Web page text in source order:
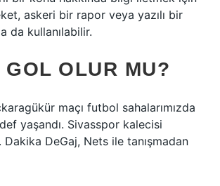
askeri bir rapor veya yazılı bir
da kullanılabilir.
OLUR MU?
maçı futbol sahalarımızda
yaşandı. Sivasspor kalecisi
Dakika DeGaj, Nets ile tanışmadan